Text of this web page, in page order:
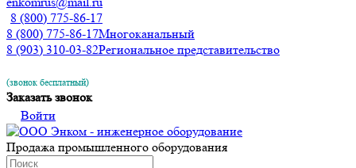
8 (800) 775-86-17
8 (800) 775-86-17Многоканальный
8 (903) 310-03-82Региональное представительство
(звонок бесплатный)
Заказать звонок
Войти
Продажа промышленного оборудования